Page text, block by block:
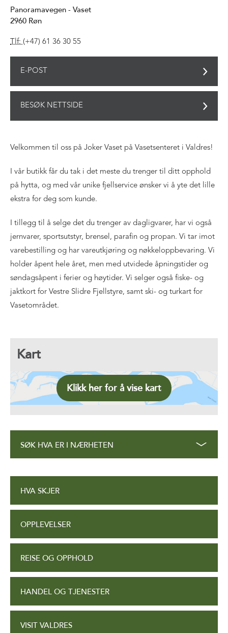
Panoramavegen - Vaset
2960 Røn
Tlf:(+47) 61 36 30 55
E-POST
BESØK NETTSIDE
Velkommen til oss på Joker Vaset på Vasetsenteret i Valdres!
I vår butikk får du tak i det meste du trenger til ditt opphold
på hytta, og med vår unike fjellservice ønsker vi å yte det lille
ekstra for deg som kunde.
I tillegg til å selge det du trenger av dagligvarer, har vi også
jernvarer, sportsutstyr, brensel, parafin og propan. Vi tar imot
varebestilling og har vareutkjøring og nøkkeloppbevaring. Vi
holder åpent hele året, men med utvidede åpningstider og
søndagsåpent i ferier og høytider. Vi selger også fiske- og
jaktkort for Vestre Slidre Fjellstyre, samt ski- og turkart for
Vasetområdet.
Kart
Klikk her for å vise kart
SØK HVA ER I NÆRHETEN
HVA SKJER
OPPLEVELSER
REISE OG OPPHOLD
HANDEL OG TJENESTER
VISIT VALDRES